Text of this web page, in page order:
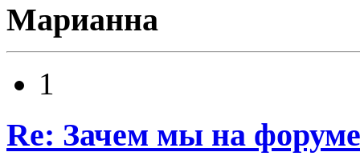
Марианна
1
Re: Зачем мы на